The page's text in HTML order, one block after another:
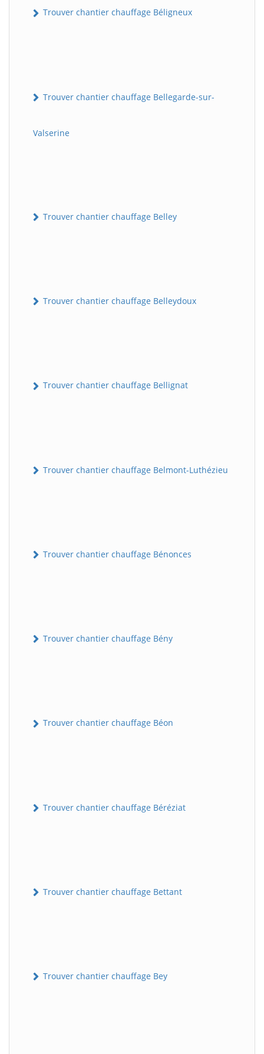
Trouver chantier chauffage Béligneux
Trouver chantier chauffage Bellegarde-sur-
Valserine
Trouver chantier chauffage Belley
Trouver chantier chauffage Belleydoux
Trouver chantier chauffage Bellignat
Trouver chantier chauffage Belmont-Luthézieu
Trouver chantier chauffage Bénonces
Trouver chantier chauffage Bény
Trouver chantier chauffage Béon
Trouver chantier chauffage Béréziat
Trouver chantier chauffage Bettant
Trouver chantier chauffage Bey